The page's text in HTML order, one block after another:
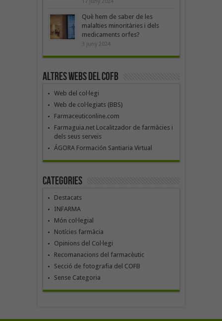
Què hem de saber de les
malalties minoritàries i dels
medicaments orfes?
3 juny 2024
Altres webs del COFB
Web del col·legi
Web de col·legiats (BBS)
Farmaceuticonline.com
Farmaguia.net Localitzador de farmàcies i
dels seus serveis
ÁGORA Formación Santiaria Virtual
Categories
Destacats
INFARMA
Món col·legial
Notícies farmàcia
Opinions del Col·legi
Recomanacions del farmacèutic
Secció de fotografia del COFB
Sense Categoria